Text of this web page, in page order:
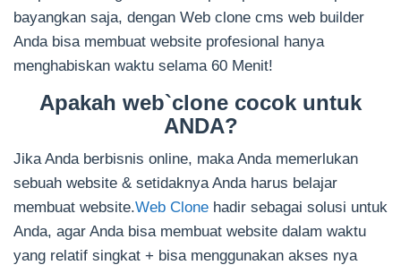
bayangkan saja, dengan Web clone cms web builder
Anda bisa membuat website profesional hanya
menghabiskan waktu selama 60 Menit!
Apakah web`clone cocok untuk
ANDA?
Jika Anda berbisnis online, maka Anda memerlukan
sebuah website & setidaknya Anda harus belajar
membuat website.Web Clone hadir sebagai solusi untuk
Anda, agar Anda bisa membuat website dalam waktu
yang relatif singkat + bisa menggunakan akses nya